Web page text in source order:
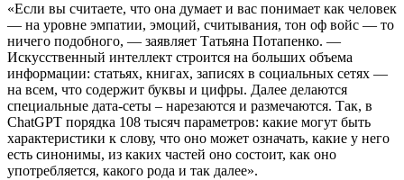
«Если вы считаете, что она думает и вас понимает как человек
— на уровне эмпатии, эмоций, считывания, тон оф войс — то
ничего подобного, — заявляет Татьяна Потапенко. —
Искусственный интеллект строится на больших объема
информации: статьях, книгах, записях в социальных сетях —
на всем, что содержит буквы и цифры. Далее делаются
специальные дата-сеты – нарезаются и размечаются. Так, в
ChatGPT порядка 108 тысяч параметров: какие могут быть
характеристики к слову, что оно может означать, какие у него
есть синонимы, из каких частей оно состоит, как оно
употребляется, какого рода и так далее».